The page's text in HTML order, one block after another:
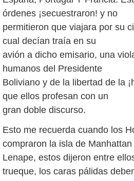
órdenes ¡secuestraron! y no
permitieron que viajara por su
cual decían traía en su
avión a dicho emisario, una
humanos del Presidente
Boliviano y de la libertad de la
que ellos profesan con un
gran doble discurso.
Esto me recuerda cuando los
compraron la isla de
Lenape, estos dijeron entre
trueque, los caras pálidas